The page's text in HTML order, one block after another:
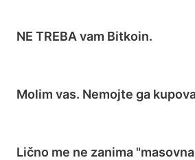
NE TREBA vam Bitkoin.
Molim vas. Nemojte ga
Lično me ne zanima